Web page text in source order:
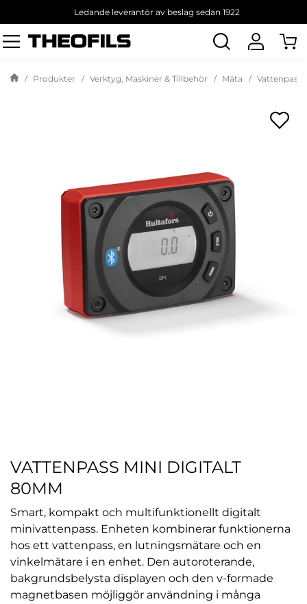
Ledande leverantör av beslag sedan 1922
Sök
produkt
Produkter Verktyg, Maskiner & Tillbehör Mäta Vattenpass
VATTENPASS MINI DIGITALT
80MM
Smart, kompakt och multifunktionellt digitalt
minivattenpass. Enheten kombinerar funktionerna
hos ett vattenpass, en lutningsmätare och en
vinkelmätare i en enhet. Den autoroterande,
bakgrundsbelysta displayen och den v-formade
magnetbasen möjliggör användning i många